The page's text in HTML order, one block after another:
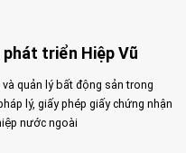
triển Hiệp Vũ
quản lý bất động sản trong
lý, giấy phép giấy chứng nhận
nước ngoài